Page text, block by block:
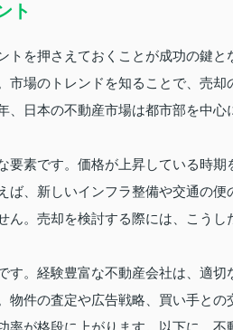
ト
トを押さえておくことが成功の鍵
市場のトレンドを知ることで、売
、日本の不動産市場は都市部を中
要素です。価格が上昇している時
ば、新しいインフラ整備や交通の
ん。売却を検討する際には、こう
す。経験豊富な不動産会社は、適
物件の査定や広告戦略、買い手と
率が格段に上がります。以下に、